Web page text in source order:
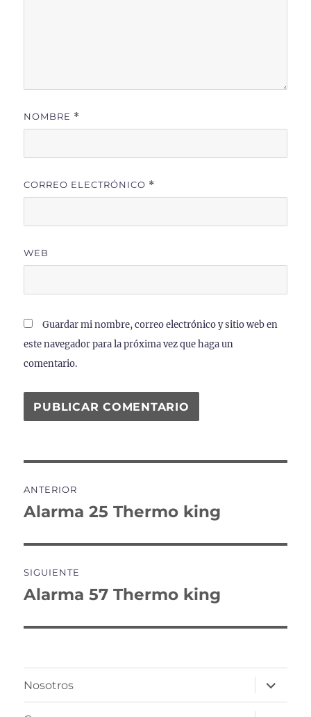
NOMBRE *
CORREO ELECTRÓNICO *
WEB
Guardar mi nombre, correo electrónico y sitio web en
este navegador para la próxima vez que haga un
comentario.
de
ANTERIOR
Entrada
Alarma 25 Thermo king
SIGUIENTE
Entrada
Alarma 57 Thermo king
Nosotros
expande
el
menú